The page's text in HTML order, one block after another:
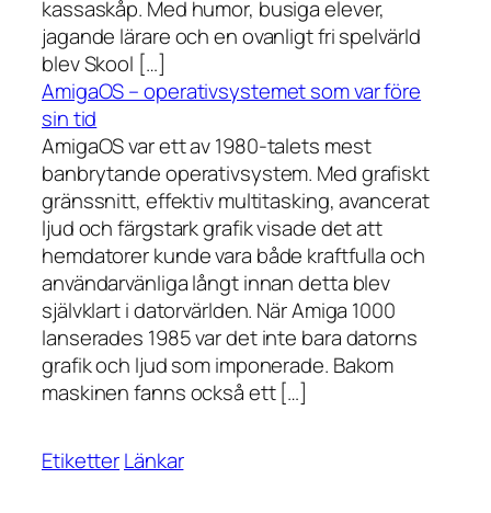
kassaskåp. Med humor, busiga elever,
jagande lärare och en ovanligt fri spelvärld
blev Skool […]
AmigaOS – operativsystemet som var före
sin tid
AmigaOS var ett av 1980-talets mest
banbrytande operativsystem. Med grafiskt
gränssnitt, effektiv multitasking, avancerat
ljud och färgstark grafik visade det att
hemdatorer kunde vara både kraftfulla och
användarvänliga långt innan detta blev
självklart i datorvärlden. När Amiga 1000
lanserades 1985 var det inte bara datorns
grafik och ljud som imponerade. Bakom
maskinen fanns också ett […]
EtiketterLänkar